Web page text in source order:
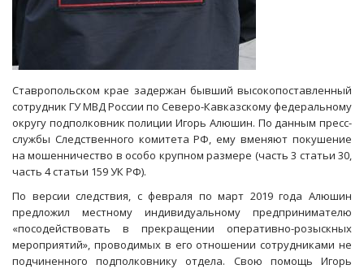
Ставропольском крае задержан бывший высокопоставленный
сотрудник ГУ МВД России по Северо-Кавказскому федеральному
округу подполковник полиции Игорь Алюшин. По данным пресс-
службы Следственного комитета РФ, ему вменяют покушение
на мошенничество в особо крупном размере (часть 3 статьи 30,
часть 4 статьи 159 УК РФ).
По версии следствия, с февраля по март 2019 года Алюшин
предложил местному индивидуальному предпринимателю
«посодействовать в прекращении оперативно-розыскных
мероприятий», проводимых в его отношении сотрудниками не
подчиненного подполковнику отдела. Свою помощь Игорь